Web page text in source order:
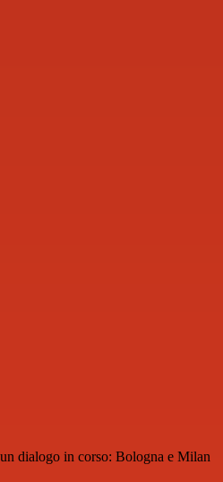
dialogo in corso: Bologna e Milan